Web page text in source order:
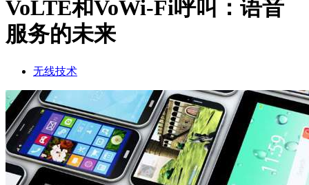
品
解
案
支
持
服
务
如
VoLTE和VoWi-Fi呼叫：语音
服务的未来
无线技术